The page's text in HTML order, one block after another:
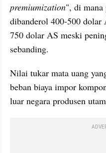
premiumization", di mana
dibanderol 400-500
750 dolar AS meski
sebanding.
Nilai tukar mata uang
beban biaya impor
luar negara produsen